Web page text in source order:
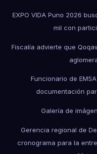
EXPO VIDA Puno 2026
mil con
Fiscalía advierte que
Funcionario de
documentación
Galería de
Gerencia regional de
cronograma para la